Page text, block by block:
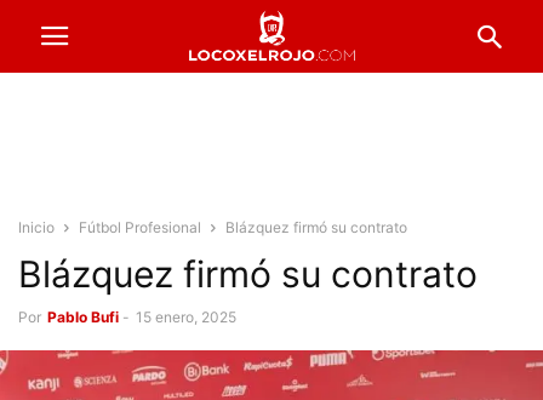
Inicio Fútbol Profesional Blázquez firmó su contrato
Blázquez firmó su contrato
Por Pablo Bufi - 15 enero, 2025